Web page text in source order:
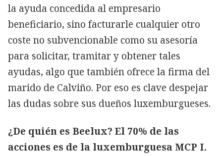
la ayuda concedida al empresario
beneficiario, sino facturarle cualquier otro
coste no subvencionable como su asesoría
para solicitar, tramitar y obtener tales
ayudas, algo que también ofrece la firma del
marido de Calviño. Por eso es clave despejar
las dudas sobre sus dueños luxemburgueses.
¿De quién es Beelux? El 70% de las
acciones es de la luxemburguesa MCP I.